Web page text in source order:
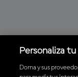
Personaliza
Dorna y sus